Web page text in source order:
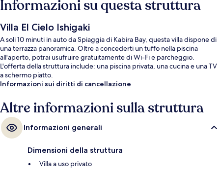
Informazioni su questa struttura
Villa El Cielo Ishigaki
A soli 10 minuti in auto da Spiaggia di Kabira Bay, questa villa dispone di
una terrazza panoramica. Oltre a concederti un tuffo nella piscina
all'aperto, potrai usufruire gratuitamente di Wi-Fi e parcheggio.
L'offerta della struttura include: una piscina privata, una cucina e una TV
a schermo piatto.
Informazioni sui diritti di cancellazione
Altre informazioni sulla struttura
Informazioni generali
Dimensioni della struttura
Villa a uso privato